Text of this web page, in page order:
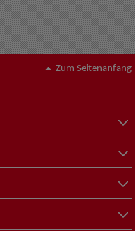
Zum Seitenanfang